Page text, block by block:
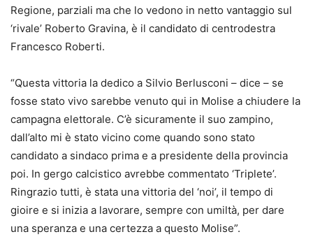
Regione, parziali ma che lo vedono in netto vantaggio sul
‘rivale’ Roberto Gravina, è il candidato di centrodestra
Francesco Roberti.
“Questa vittoria la dedico a Silvio Berlusconi – dice – se
fosse stato vivo sarebbe venuto qui in Molise a chiudere la
campagna elettorale. C’è sicuramente il suo zampino,
dall’alto mi è stato vicino come quando sono stato
candidato a sindaco prima e a presidente della provincia
poi. In gergo calcistico avrebbe commentato ‘Triplete’.
Ringrazio tutti, è stata una vittoria del ‘noi’, il tempo di
gioire e si inizia a lavorare, sempre con umiltà, per dare
una speranza e una certezza a questo Molise”.